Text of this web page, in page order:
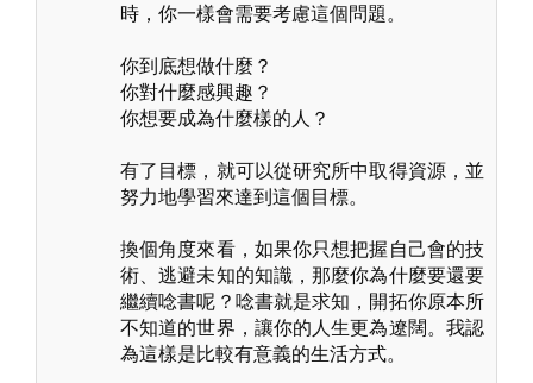
時，你一樣會需要考慮這個問題。
你到底想做什麼？
你對什麼感興趣？
你想要成為什麼樣的人？
有了目標，就可以從研究所中取得資源，並
努力地學習來達到這個目標。
換個角度來看，如果你只想把握自己會的技
術、逃避未知的知識，那麼你為什麼要還要
繼續唸書呢？唸書就是求知，開拓你原本所
不知道的世界，讓你的人生更為遼闊。我認
為這樣是比較有意義的生活方式。